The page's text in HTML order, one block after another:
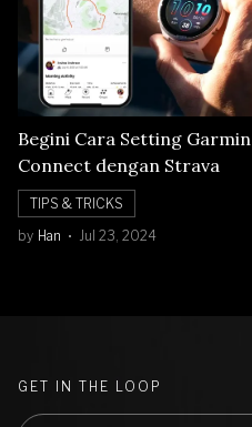
Begini Cara Setting Garmin
Connect dengan Strava
TIPS & TRICKS
by Han Jul 23, 2024
GET IN THE LOOP